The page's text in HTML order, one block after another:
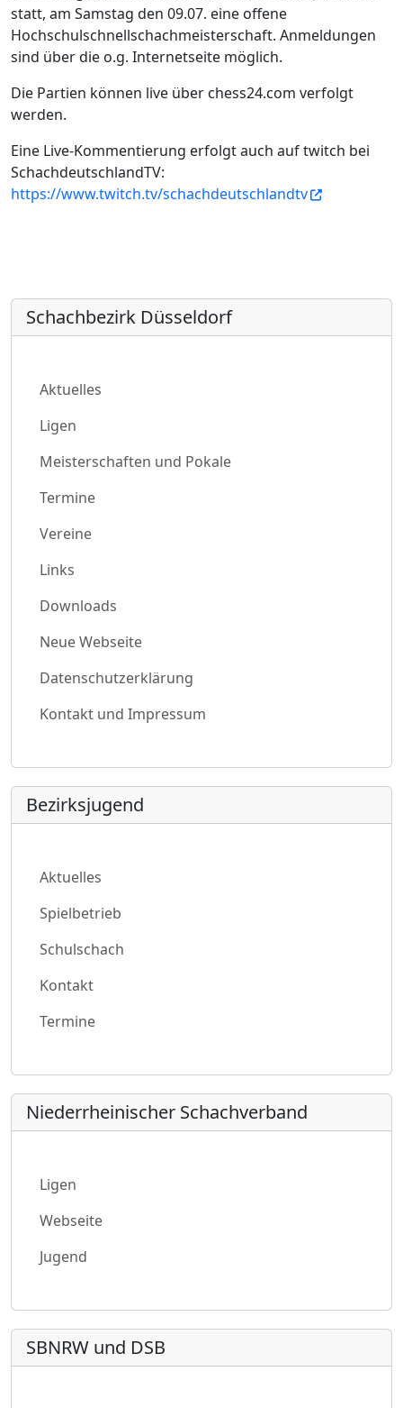
statt, am Samstag den 09.07. eine offene
Hochschulschnellschachmeisterschaft. Anmeldungen
sind über die o.g. Internetseite möglich.
Die Partien können live über chess24.com verfolgt
werden.
Eine Live-Kommentierung erfolgt auch auf twitch bei
SchachdeutschlandTV:
https://www.twitch.tv/schachdeutschlandtv
Schachbezirk Düsseldorf
Aktuelles
Ligen
Meisterschaften und Pokale
Termine
Vereine
Links
Downloads
Neue Webseite
Datenschutzerklärung
Kontakt und Impressum
Bezirksjugend
Aktuelles
Spielbetrieb
Schulschach
Kontakt
Termine
Niederrheinischer Schachverband
Ligen
Webseite
Jugend
SBNRW und DSB